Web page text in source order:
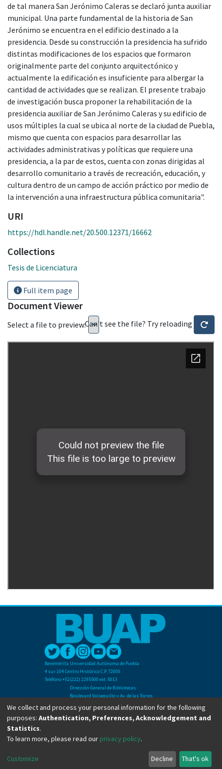
de tal manera San Jerónimo Caleras se declaró junta auxiliar
municipal. Una parte fundamental de la historia de San
Jerónimo se encuentra en el edificio destinado a la
presidencia. Desde su construcción la presidencia ha sufrido
distintas modificaciones de los espacios que formaron
originalmente parte del conjunto arquitectónico y
actualmente la edificación es insuficiente para albergar la
cantidad de actividades que se realizan. El presente trabajo
de investigación busca proponer la rehabilitación de la
presidencia auxiliar de San Jerónimo Caleras y su edificio de
usos múltiples la cual se ubica al norte de la ciudad de Puebla,
mismo que cuenta con espacios para desarrollar las
actividades administrativas y políticas que requiere una
presidencia, a la par de estos, cuenta con zonas dirigidas al
desarrollo comunitario a través de recreación, educación, y
cultura dentro de un campo de acción práctico por medio de
la intervención a una infraestructura pública comunitaria".
URI
https://hdl.handle.net/20.500.12371/16662
Collections
Tesis de Licenciatura
Full item page
Document Viewer
Select a file to preview:Can't see the file? Try reloading
Benemérita Universidad Autónoma de Puebla
4 sur 104 Centro Histórico C.P. 72000
Teléfono +52(222) 2295500 ext. 5013
Dirección General de Bibliotecas
Boulevard Valsequillo y Av. de las Torres
Ciudad Universitaria. Col. San Manuel
C.P. 72570
Teléfono +52 (222) 2295500 Ext 2901
Copyright © Dirección General de Bibliotecas - BUAP 2024. All right reserved.
We collect and process your personal information for the following
purposes: Authentication, Preferences, Acknowledgement and
Statistics.
To learn more, please read our privacy policy.
Customize Decline That's ok